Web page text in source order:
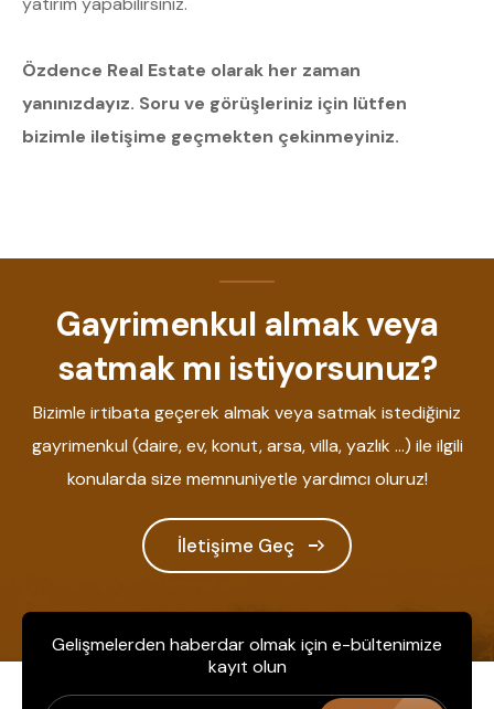
Özdence Real Estate olarak her zaman
yanınızdayız. Soru ve görüşleriniz için lütfen
bizimle iletişime geçmekten çekinmeyiniz.
Gayrimenkul almak veya
satmak mı istiyorsunuz?
Bizimle irtibata geçerek almak veya satmak istediğiniz
gayrimenkul (daire, ev, konut, arsa, villa, yazlık ...) ile ilgili
konularda size memnuniyetle yardımcı oluruz!
İletişime Geç
Gelişmelerden haberdar olmak için e-bültenimize
kayıt olun